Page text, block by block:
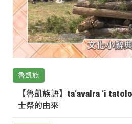
魯凱族
【魯凱族語】ta‘avalra ‘i
士祭的由來